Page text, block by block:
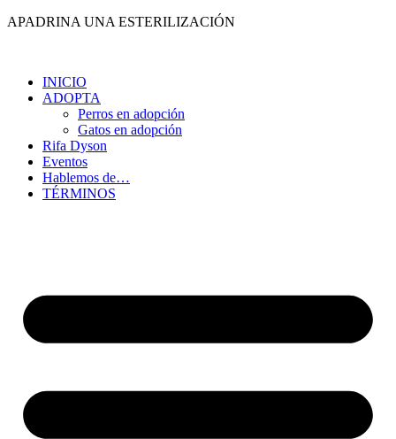
Ir
APADRINA UNA ESTERILIZACIÓN
INICIO
ADOPTA
Perros en adopción
Gatos en adopción
Rifa Dyson
Eventos
Hablemos de…
TÉRMINOS